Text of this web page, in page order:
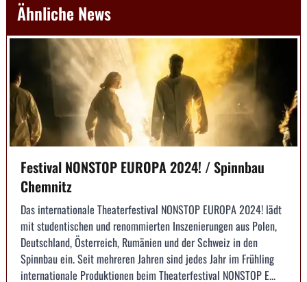
Ähnliche News
Festival NONSTOP EUROPA 2024! / Spinnbau
Chemnitz
Das internationale Theaterfestival NONSTOP EUROPA 2024! lädt
mit studentischen und renommierten Inszenierungen aus Polen,
Deutschland, Österreich, Rumänien und der Schweiz in den
Spinnbau ein. Seit mehreren Jahren sind jedes Jahr im Frühling
internationale Produktionen beim Theaterfestival NONSTOP E...